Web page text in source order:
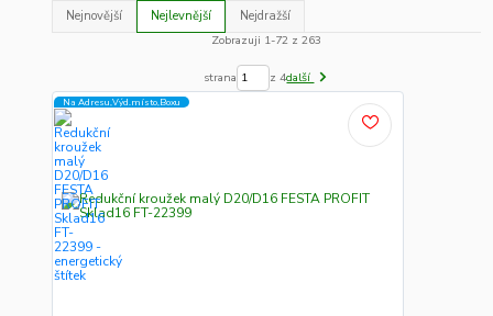
Nejnovější Nejlevnější
Nejdražší
Zobrazuji 1-72 z 263
strana z 4další
Na Adresu,Výd.místo,Boxu